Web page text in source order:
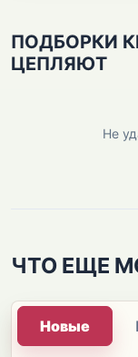
ПОДБОРКИ
ЦЕПЛЯЮТ
Не
ЧТО ЕЩЕ
Новые